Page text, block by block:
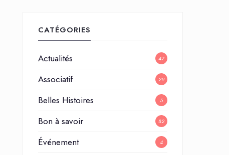
CATÉGORIES
Actualités 47
Associatif 29
Belles Histoires 5
Bon à savoir 82
Événement 4